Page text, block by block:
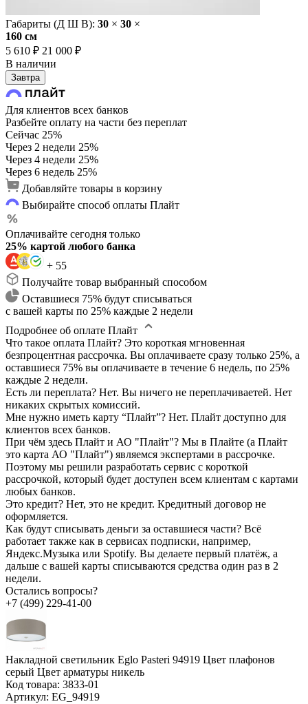
Габариты (Д Ш В): 30 × 30 ×
160 cм
5 610 ₽ 21 000 ₽
В наличии
Завтра
Для клиентов всех банков
Разбейте оплату на части без переплат
Сейчас 25%
Через 2 недели 25%
Через 4 недели 25%
Через 6 недель 25%
Добавляйте товары в корзину
Выбирайте способ оплаты Плайт
Оплачивайте сегодня только
25% картой любого банка
+ 55
Получайте товар выбранный способом
Оставшиеся 75% будут списываться
с вашей карты по 25% каждые 2 недели
Подробнее об оплате Плайт
Что такое оплата Плайт? Это короткая мгновенная
безпроцентная рассрочка. Вы оплачиваете сразу только 25%, а
оставшиеся 75% вы оплачиваете в течение 6 недель, по 25%
каждые 2 недели.
Есть ли переплата? Нет. Вы ничего не переплачиваетей. Нет
никаких скрытых комиссий.
Мне нужно иметь карту “Плайт”? Нет. Плайт доступно для
клиентов всех банков.
При чём здесь Плайт и АО "Плайт"? Мы в Плайте (а Плайт
это карта АО "Плайт") являемся экспертами в рассрочке.
Поэтому мы решили разработать сервис с короткой
рассрочкой, который будет доступен всем клиентам с картами
любых банков.
Это кредит? Нет, это не кредит. Кредитный договор не
оформляется.
Как будут списывать деньги за оставшиеся части? Всё
работает также как в сервисах подписки, например,
Яндекс.Музыка или Spotify. Вы делаете первый платёж, а
дальше с вашей карты списываются средства один раз в 2
недели.
Остались вопросы?
+7 (499) 229-41-00
Накладной светильник Eglo Pasteri 94919 Цвет плафонов
серый Цвет арматуры никель
Код товара: 3833-01
Артикул: EG_94919